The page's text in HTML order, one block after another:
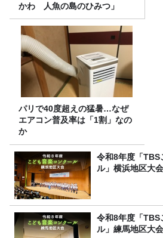
かわ 人魚の島のひみつ」
パリで40度超えの猛暑…なぜ
エアコン普及率は「1割」なの
か
令和8年度「TBS
ル」横浜地区大
令和8年度「TBS
ル」練馬地区大